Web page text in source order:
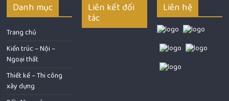
Danh mục
Trang chủ
Kiến trúc – Nội –
Ngoại thất
Thiết kế – Thi công
xây dựng
Liên kết đối
tác
Liên hệ